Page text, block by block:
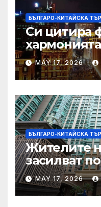
БЪЛГАРО-КИТАЙСКА
Си цитира
Китай и
MAY 17, 2026
БЪЛГАРО-КИТАЙСКА
Жителите
засилват
след
хепатит на
тази година
MAY 17, 2026